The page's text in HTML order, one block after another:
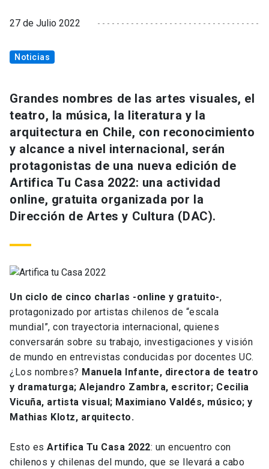
27 de Julio 2022
Noticias
Grandes nombres de las artes visuales, el
teatro, la música, la literatura y la
arquitectura en Chile, con reconocimiento
y alcance a nivel internacional, serán
protagonistas de una nueva edición de
Artifica Tu Casa 2022: una actividad
online, gratuita organizada por la
Dirección de Artes y Cultura (DAC).
Un ciclo de cinco charlas -online y gratuito-,
protagonizado por artistas chilenos de “escala
mundial”, con trayectoria internacional, quienes
conversarán sobre su trabajo, investigaciones y visión
de mundo en entrevistas conducidas por docentes UC.
¿Los nombres? Manuela Infante, directora de teatro
y dramaturga; Alejandro Zambra, escritor; Cecilia
Vicuña, artista visual; Maximiano Valdés, músico; y
Mathias Klotz, arquitecto.
Esto es Artifica Tu Casa 2022: un encuentro con
chilenos y chilenas del mundo, que se llevará a cabo